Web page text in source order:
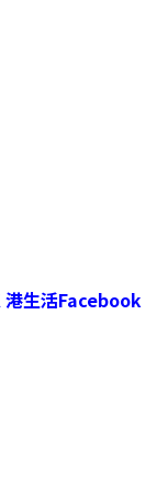
港生活Facebook